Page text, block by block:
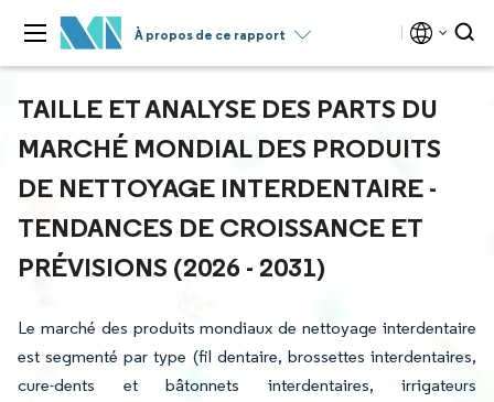
À propos de ce rapport
TAILLE ET ANALYSE DES PARTS DU
MARCHÉ MONDIAL DES PRODUITS
DE NETTOYAGE INTERDENTAIRE -
TENDANCES DE CROISSANCE ET
PRÉVISIONS (2026 - 2031)
Le marché des produits mondiaux de nettoyage interdentaire
est segmenté par type (fil dentaire, brossettes interdentaires,
cure-dents et bâtonnets interdentaires, irrigateurs